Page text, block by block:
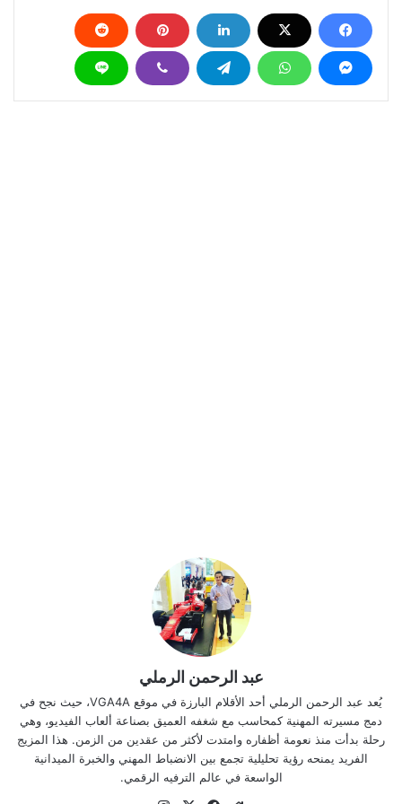
عبد الرحمن الرملي
يُعد عبد الرحمن الرملي أحد الأقلام البارزة في موقع VGA4A، حيث نجح في
دمج مسيرته المهنية كمحاسب مع شغفه العميق بصناعة ألعاب الفيديو، وهي
رحلة بدأت منذ نعومة أظفاره وامتدت لأكثر من عقدين من الزمن. هذا المزيج
الفريد يمنحه رؤية تحليلية تجمع بين الانضباط المهني والخبرة الميدانية
الواسعة في عالم الترفيه الرقمي.